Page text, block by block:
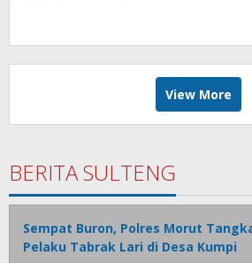
View More
BERITA SULTENG
Sempat Buron, Polres Morut
Pelaku Tabrak Lari di Desa Kumpi